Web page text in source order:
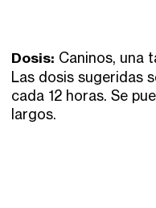
Dosis: Caninos, una
Las dosis sugeridas
cada 12 horas. Se
largos.